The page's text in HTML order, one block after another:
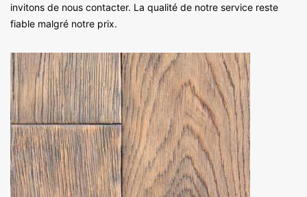
invitons de nous contacter. La qualité de notre service reste
fiable malgré notre prix.